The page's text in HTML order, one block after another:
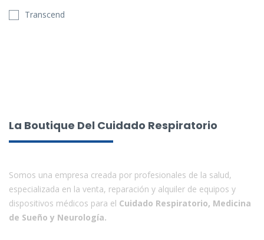
Transcend
La Boutique Del Cuidado Respiratorio
Somos una empresa creada por profesionales de la salud,
especializada en la venta, reparación y alquiler de equipos y
dispositivos médicos para el Cuidado Respiratorio, Medicina
de Sueño y Neurología.